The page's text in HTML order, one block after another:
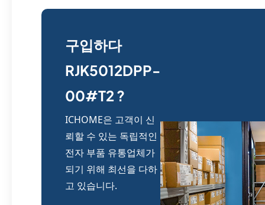
구입하다
RJK5012DPP-
00#T2 ?
ICHOME은 고객이 신
뢰할 수 있는 독립적인
전자 부품 유통업체가
되기 위해 최선을 다하
고 있습니다.